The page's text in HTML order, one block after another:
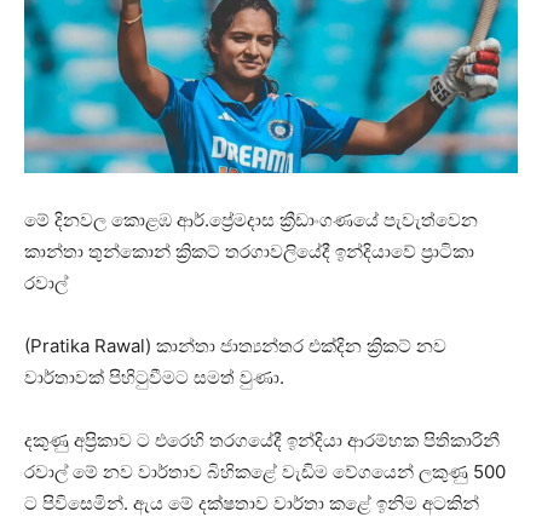
මේ දිනවල කොළඹ ආර්.ප්‍රේමදාස ක්‍රීඩාංගණයේ පැවැත්වෙන
කාන්තා තුන්කොන් ක්‍රිකට් තරගාවලියේදී ඉන්දියාවේ ප්‍රාටිකා
රවාල්
(Pratika Rawal) කාන්තා ජාත්‍යන්තර එක්දින ක්‍රිකට් නව
වාර්තාවක් පිහිටුවීමට සමත් වුණා.
දකුණු අප්‍රිකාව ට එරෙහි තරගයේදී ඉන්දියා ආරම්භක පිතිකාරිනී
රවාල් මේ නව වාර්තාව බිහිකළේ වැඩිම වේගයෙන් ලකුණු 500
ට පිවිසෙමින්. ඇය මේ දක්ෂතාව වාර්තා කළේ ඉනිම අටකින්